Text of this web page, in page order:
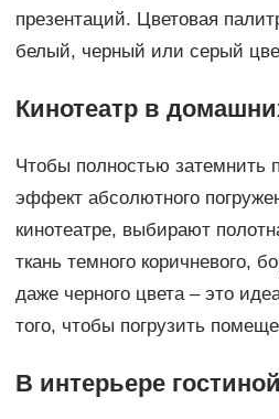
презентаций. Цветовая
белый, черный или серый
Кинотеатр в
Чтобы полностью затемнить
эффект абсолютного
кинотеатре, выбирают
ткань темного коричневого,
даже черного цвета – это
того, чтобы погрузить
В интерьере гостиной